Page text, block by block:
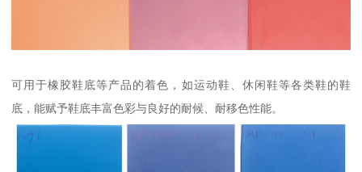
可用于橡胶鞋底等产品的着色，如运动鞋、休闲鞋等各类鞋的鞋
底，能赋予鞋底丰富色彩与良好的耐候、耐移色性能。